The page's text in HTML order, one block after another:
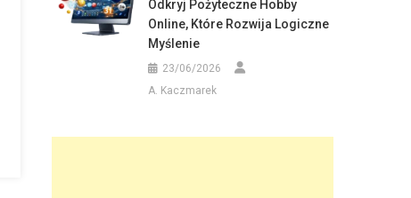
Odkryj Pożyteczne Hobby
Online, Które Rozwija Logiczne
Myślenie
23/06/2026
A. Kaczmarek